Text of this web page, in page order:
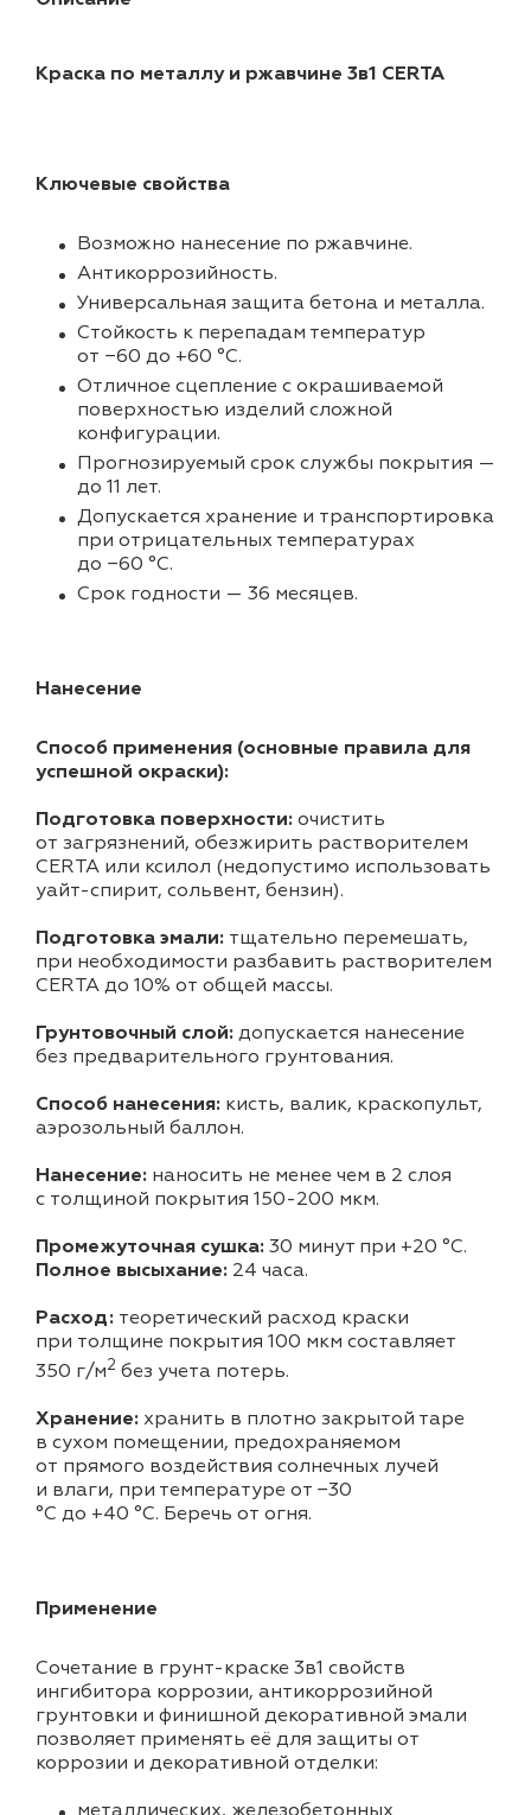
Краска по металлу и ржавчине 3в1 CERTA
Ключевые свойства
Возможно нанесение по ржавчине.
Антикоррозийность.
Универсальная защита бетона и металла.
Стойкость к перепадам температур
от −60 до +60 °С.
Отличное сцепление с окрашиваемой
поверхностью изделий сложной
конфигурации.
Прогнозируемый срок службы покрытия —
до 11 лет.
Допускается хранение и транспортировка
при отрицательных температурах
до −60 °С.
Срок годности — 36 месяцев.
Нанесение
Способ применения (основные правила для
успешной окраски):
Подготовка поверхности: очистить
от загрязнений, обезжирить растворителем
CERTA или ксилол (недопустимо использовать
уайт-спирит, сольвент, бензин).
Подготовка эмали: тщательно перемешать,
при необходимости разбавить растворителем
CERTA до 10% от общей массы.
Грунтовочный слой: допускается нанесение
без предварительного грунтования.
Способ нанесения: кисть, валик, краскопульт,
аэрозольный баллон.
Нанесение: наносить не менее чем в 2 слоя
с толщиной покрытия 150-200 мкм.
Промежуточная сушка: 30 минут при +20 °С.
Полное высыхание: 24 часа.
Расход: теоретический расход краски
при толщине покрытия 100 мкм составляет
350 г/м2 без учета потерь.
Хранение: хранить в плотно закрытой таре
в сухом помещении, предохраняемом
от прямого воздействия солнечных лучей
и влаги, при температуре от −30
°С до +40 °С. Беречь от огня.
Применение
Сочетание в грунт-краске 3в1 свойств
ингибитора коррозии, антикоррозийной
грунтовки и финишной декоративной эмали
позволяет применять её для защиты от
коррозии и декоративной отделки: